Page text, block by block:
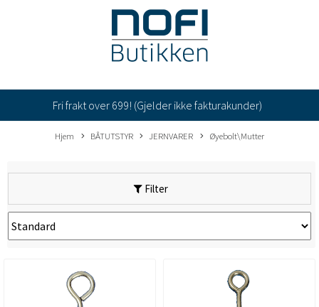
Fri frakt over 699! (Gjelder ikke fakturakunder)
Hjem BÅTUTSTYR JERNVARER Øyebolt\Mutter
Filter